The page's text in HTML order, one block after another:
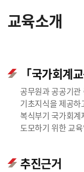
교육소개
「국가회계
공무원과 공공기
기초지식을 제공
복식부기 국가회
도모하기 위한 교
추진근거